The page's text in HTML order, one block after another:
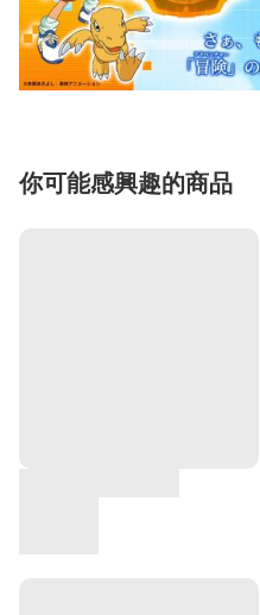
你可能感興趣的商品